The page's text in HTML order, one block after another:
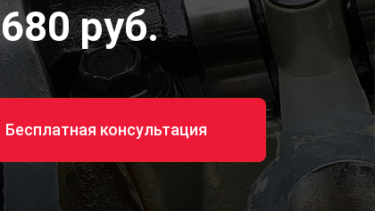
руб.
Бесплатная консультация